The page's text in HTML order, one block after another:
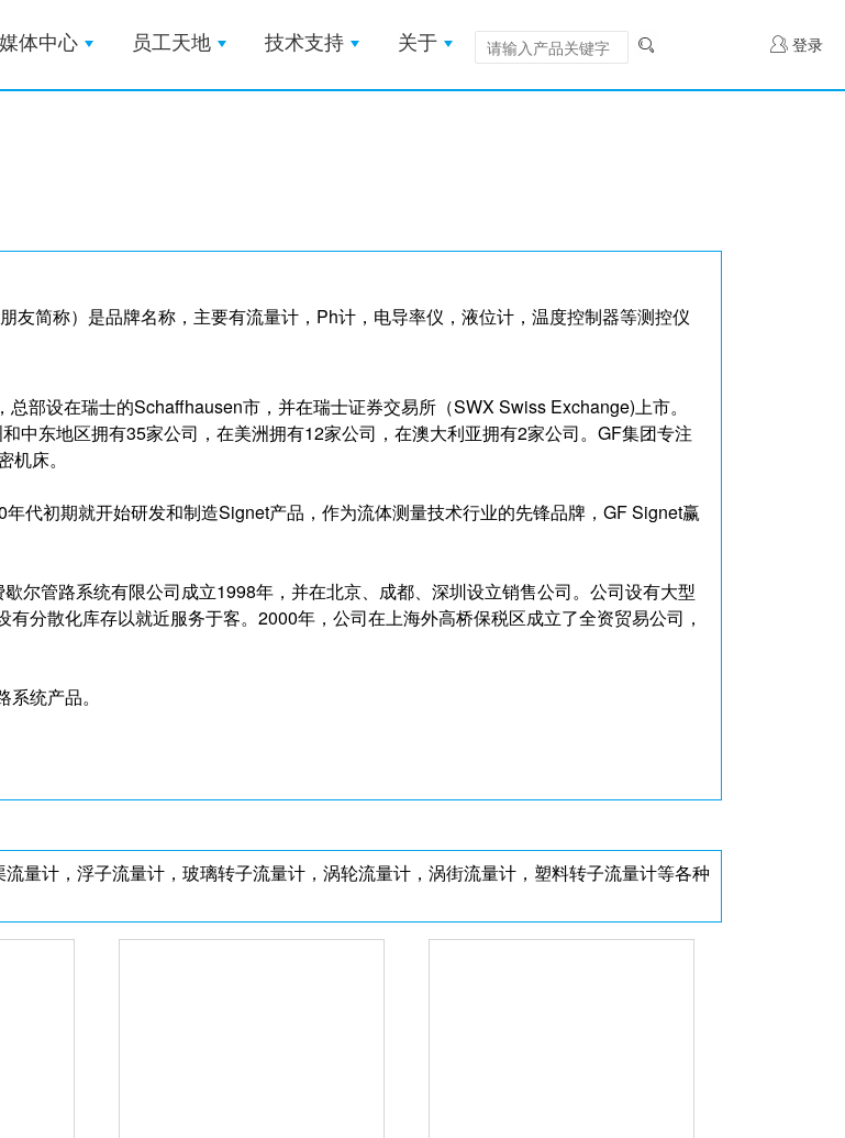
体中心 员工天地 技术支持 关于 登录
简称）是品牌名称，主要有流量计，Ph计，电导率仪，液位计，温度控制器等测控仪
部设在瑞士的Schaffhausen市，并在瑞士证券交易所（SWX Swiss Exchange)上市。
中东地区拥有35家公司，在美洲拥有12家公司，在澳大利亚拥有2家公司。GF集团专注
床。
代初期就开始研发和制造Signet产品，作为流体测量技术行业的先锋品牌，GF Signet赢
尔管路系统有限公司成立1998年，并在北京、成都、深圳设立销售公司。公司设有大型
分散化库存以就近服务于客。2000年，公司在上海外高桥保税区成立了全资贸易公司，
统产品。
量计，浮子流量计，玻璃转子流量计，涡轮流量计，涡街流量计，塑料转子流量计等各种